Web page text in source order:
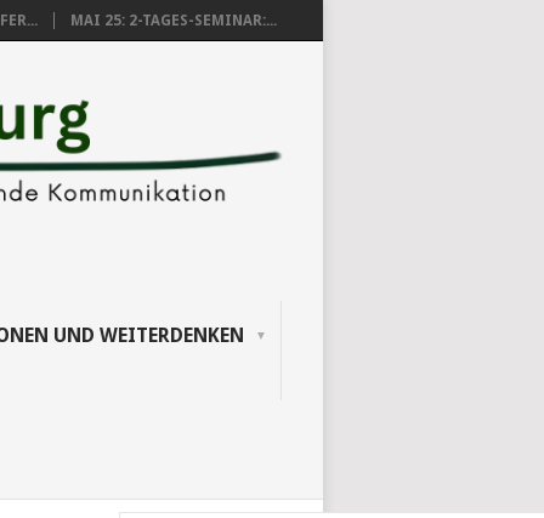
MAI 25: 2-TAGES-SEMINAR:...
UND WEITERDENKEN